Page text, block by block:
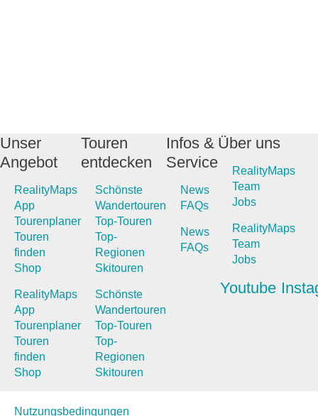
Unser
Angebot
RealityMaps
App
Tourenplaner
Touren
finden
Shop
RealityMaps
App
Tourenplaner
Touren
finden
Shop
Touren
entdecken
Schönste
Wandertouren
Top-Touren
Top-
Regionen
Skitouren
Schönste
Wandertouren
Top-Touren
Top-
Regionen
Skitouren
Infos &
Service
News
FAQs
News
FAQs
Über uns
RealityMaps
Team
Jobs
RealityMaps
Team
Jobs
Youtube
Nutzungsbedingungen